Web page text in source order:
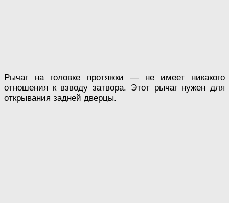
Рычаг на головке протяжки — не имеет никакого
отношения к взводу затвора. Этот рычаг нужен для
открывания задней дверцы.